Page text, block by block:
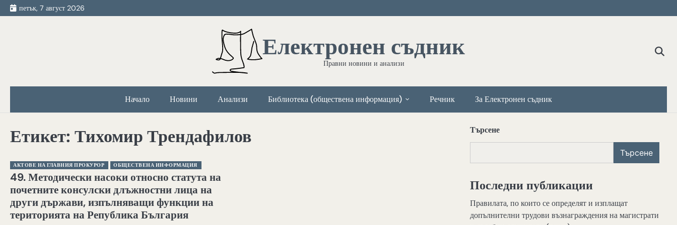
Skip
to
петък, 7 август 2026
Електронен съдник
Правни новини и анализи
Начало Новини Анализи Библиотека (обществена информация) Речник За Електронен съдник
Етикет: Тихомир Трендафилов
АКТОВЕ НА ГЛАВНИЯ ПРОКУРОР ОБЩЕСТВЕНА ИНФОРМАЦИЯ
49. Методически насоки относно статута на
почетните консулски длъжностни лица на
други държави, изпълняващи функции на
територията на Република България
Търсене
Търсене
Последни публикации
Правилата, по които се определят и изплащат
допълнителни трудови възнаграждения на магистрати